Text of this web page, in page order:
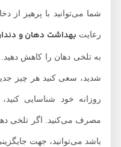
شما می‌توانید با پرهیز از
رعایتبهداشت دهان و دندانو
به تلخی دهان را کاهش دهید.
شدید، سعی کنید هر چیز جدیدی
روزانه خود شناسایی کنید،
مصرف می‌کنید. اگر تلخی دهان
باشد می‌توانید، جهت جایگزینی